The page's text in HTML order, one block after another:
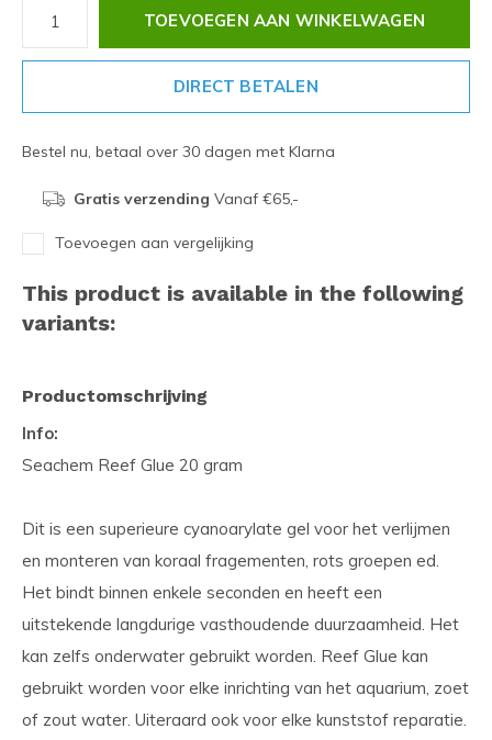
TOEVOEGEN AAN WINKELWAGEN
DIRECT BETALEN
Bestel nu, betaal over 30 dagen met Klarna
Gratis verzending Vanaf €65,-
Toevoegen aan vergelijking
This product is available in the following
variants:
Productomschrijving
Info:
Seachem Reef Glue 20 gram
Dit is een superieure cyanoarylate gel voor het verlijmen
en monteren van koraal fragementen, rots groepen ed.
Het bindt binnen enkele seconden en heeft een
uitstekende langdurige vasthoudende duurzaamheid. Het
kan zelfs onderwater gebruikt worden. Reef Glue kan
gebruikt worden voor elke inrichting van het aquarium, zoet
of zout water. Uiteraard ook voor elke kunststof reparatie.